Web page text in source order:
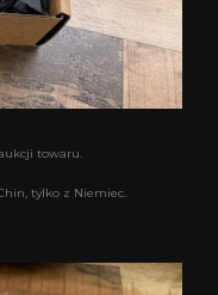
towaru.
tylko z Niemiec.